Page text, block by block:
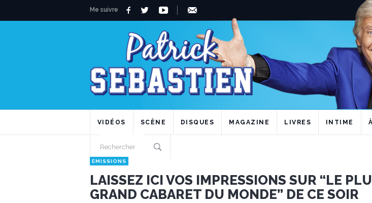
Me suivre
VIDÉOS SCÈNE DISQUES MAGAZINE LIVRES INTIME
EMISSIONS
LAISSEZ ICI VOS IMPRESSIONS SUR “LE
GRAND CABARET DU MONDE” DE CE SOIR